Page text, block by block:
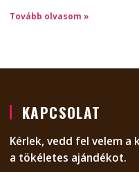
Tovább olvasom »
KAPCSOLAT
Kérlek, vedd fel velem
a tökéletes ajándékot.